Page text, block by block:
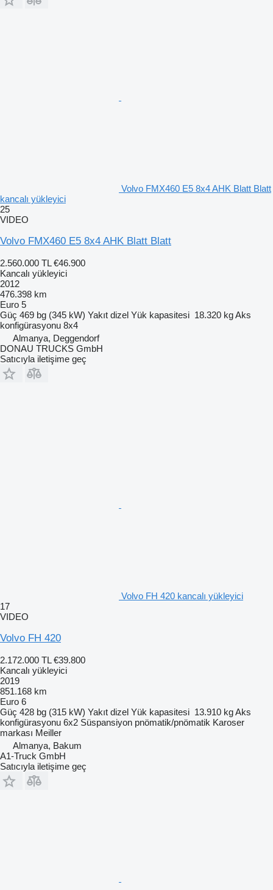
Volvo FMX460 E5 8x4 AHK Blatt Blatt
kancalı yükleyici
25
VIDEO
Volvo FMX460 E5 8x4 AHK Blatt Blatt
2.560.000 TL €46.900
Kancalı yükleyici
2012
476.398 km
Euro 5
Güç 469 bg (345 kW) Yakıt dizel Yük kapasitesi 18.320 kgAks
konfigürasyonu 8x4
Almanya, Deggendorf
DONAU TRUCKS GmbH
Satıcıyla iletişime geç
Volvo FH 420 kancalı yükleyici
17
VIDEO
Volvo FH 420
2.172.000 TL €39.800
Kancalı yükleyici
2019
851.168 km
Euro 6
Güç 428 bg (315 kW) Yakıt dizel Yük kapasitesi 13.910 kgAks
konfigürasyonu 6x2 Süspansiyon pnömatik/pnömatik Karoser
markası Meiller
Almanya, Bakum
A1-Truck GmbH
Satıcıyla iletişime geç